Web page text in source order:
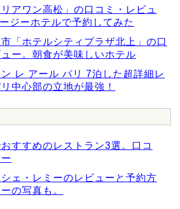
リアワン高松」の口コミ・レビュ
ジーホテルで予約してみた
「ホテルシティプラザ北上」の口
ー。朝食が美味しいホテル
レ アール パリ 7泊した超詳細レ
中心部の立地が最強！
すすめのレストラン3選。口コ
ェ・レミーのレビューと予約方
の写真も。